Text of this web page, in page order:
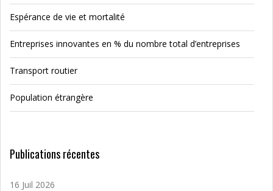
Espérance de vie et mortalité
Entreprises innovantes en % du nombre total d’entreprises
Transport routier
Population étrangère
Publications récentes
16 Juil 2026